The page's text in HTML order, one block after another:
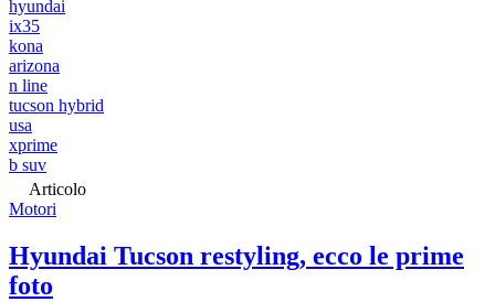
hyundai
ix35
kona
arizona
n line
tucson hybrid
usa
xprime
b suv
Articolo
Motori
Hyundai Tucson restyling, ecco le prime
foto